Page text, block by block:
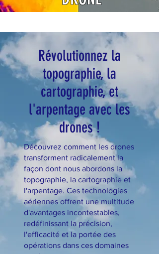
Révolutionnez la
topographie, la
cartographie, et
l'arpentage avec les
drones !
Découvrez comment les drones
transforment radicalement la
façon dont nous abordons la
topographie, la cartographie et
l'arpentage. Ces technologies
aériennes offrent une multitude
d'avantages incontestables,
redéfinissant la précision,
l'efficacité et la portée des
opérations dans ces domaines